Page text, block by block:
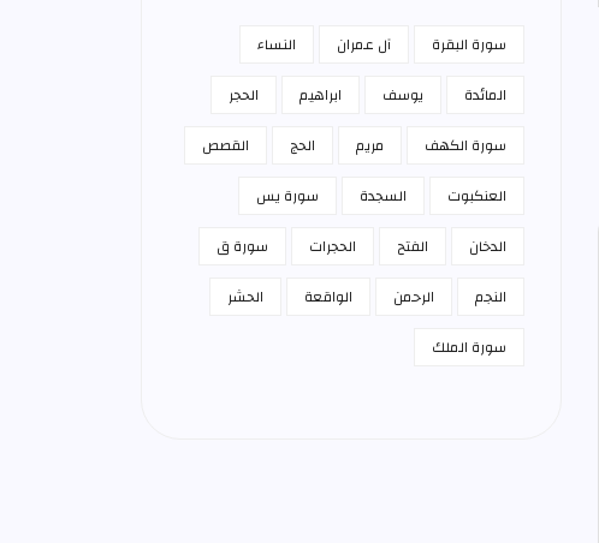
سورة البقرة آل عمران
النساء
المائدة
يوسف ابراهيم
الحجر
سورة الكهف
مريم الحج
القصص
العنكبوت
السجدة
سورة يس
الدخان
الفتح الحجرات
سورة ق
النجم
الرحمن الواقعة
الحشر
سورة الملك